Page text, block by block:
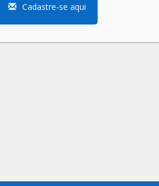
Cadastre-se aqui